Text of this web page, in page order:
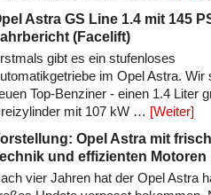
Astra GS Line 1.4 mit 145
(Facelift)
gibt es ein stufenloses
im Opel Astra. Wir
Top-Benziner - einen 1.4 Liter
mit 107 kW … [Weiter]
Opel Astra mit
und effizienten Motoren
vier Jahren hat der Opel Astra